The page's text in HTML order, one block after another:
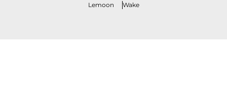
Lemoon Wake